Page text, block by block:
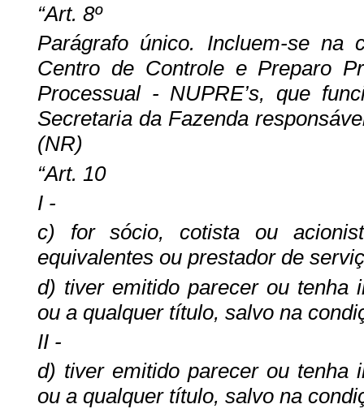
“Art. 8º
Parágrafo único. Incluem-se na
Centro de Controle e Preparo
Processual - NUPRE’s, que
Secretaria da Fazenda
(NR)
“Art. 10
I -
c) for sócio, cotista ou
equivalentes ou prestador de
d) tiver emitido parecer ou tenha
ou a qualquer título, salvo na
II -
d) tiver emitido parecer ou tenha
ou a qualquer título, salvo na